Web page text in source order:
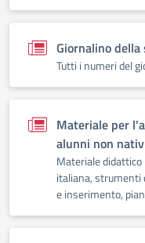
Giornalino della
Tutti i numeri del
Materiale per
alunni non
Materiale
italiana, strumenti
e inserimento,